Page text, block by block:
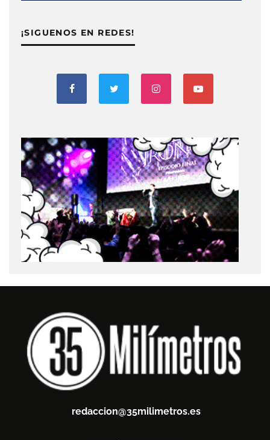
¡SIGUENOS EN REDES!
redaccion@35milimetros.es